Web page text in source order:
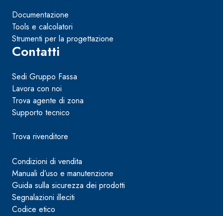
Documentazione
Tools e calcolatori
Strumenti per la progettazione
Contatti
Sedi Gruppo Fassa
Lavora con noi
Trova agente di zona
Supporto tecnico
Trova rivenditore
Condizioni di vendita
Manuali d’uso e manutenzione
Guida sulla sicurezza dei prodotti
Segnalazioni illeciti
Codice etico